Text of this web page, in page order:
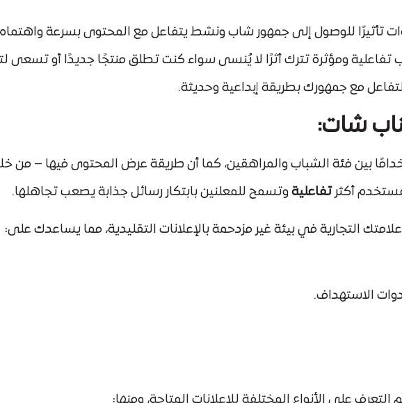
تأثيرًا للوصول إلى جمهور شاب ونشط يتفاعل مع المحتوى بسرعة
تفاعلية ومؤثرة تترك أثرًا لا يُنسى سواء كنت تطلق منتجًا جديدًا أو تسعى
مع جمهورك بطريقة إبداعية وحديثة.
شات:
تفاعليةوتسمح للمعلنين بابتكار رسائل جذابة يصعب تجاهلها.
التجارية في بيئة غير مزدحمة بالإعلانات التقليدية، مما يساعدك على:
الاستهداف.
التعرف على الأنواع المختلفة للإعلانات المتاحة، ومنها: